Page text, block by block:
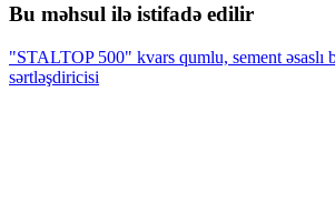
Bu məhsul ilə istifadə edilir
"STALTOP 500" kvars qumlu, sement əsaslı
sərtləşdiricisi